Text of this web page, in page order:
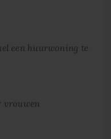
een huurwoning te
vrouwen